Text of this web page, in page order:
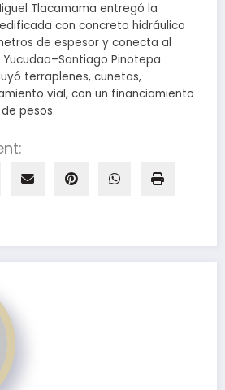
Tlacamama entregó la
con concreto hidráulico
de espesor y conecta al
Pinotepa
terraplenes, cunetas,
vial, con un financiamiento
pesos.